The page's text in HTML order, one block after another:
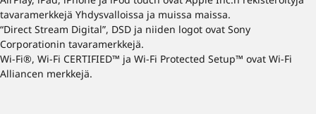
tavaramerkkejä Yhdysvalloissa ja muissa maissa.
“Direct Stream Digital”, DSD ja niiden logot ovat Sony
Corporationin tavaramerkkejä.
Wi-Fi®, Wi-Fi CERTIFIED™ ja Wi-Fi Protected Setup™ ovat Wi-Fi
Alliancen merkkejä.